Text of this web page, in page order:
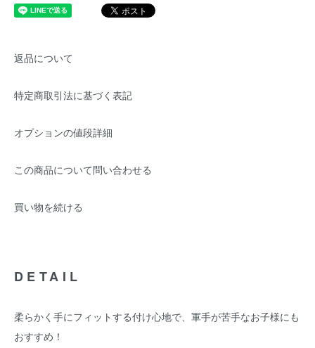
返品について
特定商取引法に基づく表記
オプションの値段詳細
この商品について問い合わせる
買い物を続ける
DETAIL
柔らかく手にフィットする付け心地で、軍手が苦手なお子様にも
おすすめ！